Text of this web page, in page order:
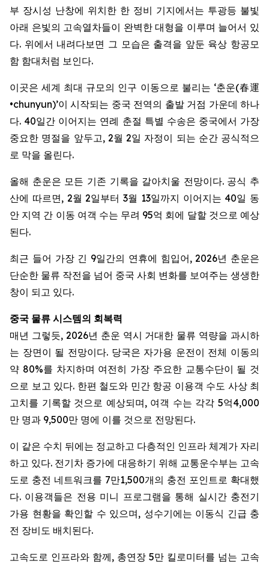
부 장시성 난창에 위치한 한 정비 기지에서는 투광등 불빛
아래 은빛의 고속열차들이 완벽한 대형을 이루며 늘어서 있
다. 위에서 내려다보면 그 모습은 출격을 앞둔 육상 항공모
함 함대처럼 보인다.
이곳은 세계 최대 규모의 인구 이동으로 불리는 ‘춘운(春運
•chunyun)’이 시작되는 중국 전역의 출발 거점 가운데 하나
다. 40일간 이어지는 연례 춘절 특별 수송은 중국에서 가장
중요한 명절을 앞두고, 2월 2일 자정이 되는 순간 공식적으
로 막을 올린다.
올해 춘운은 모든 기존 기록을 갈아치울 전망이다. 공식 추
산에 따르면, 2월 2일부터 3월 13일까지 이어지는 40일 동
안 지역 간 이동 여객 수는 무려 95억 회에 달할 것으로 예상
된다.
최근 들어 가장 긴 9일간의 연휴에 힘입어, 2026년 춘운은
단순한 물류 작전을 넘어 중국 사회 변화를 보여주는 생생한
창이 되고 있다.
중국 물류 시스템의 회복력
매년 그렇듯, 2026년 춘운 역시 거대한 물류 역량을 과시하
는 장면이 될 전망이다. 당국은 자가용 운전이 전체 이동의
약 80%를 차지하며 여전히 가장 주요한 교통수단이 될 것
으로 보고 있다. 한편 철도와 민간 항공 이용객 수도 사상 최
고치를 기록할 것으로 예상되며, 여객 수는 각각 5억4,000
만 명과 9,500만 명에 이를 것으로 전망된다.
이 같은 수치 뒤에는 정교하고 다층적인 인프라 체계가 자리
하고 있다. 전기차 증가에 대응하기 위해 교통운수부는 고속
도로 충전 네트워크를 7만1,500개의 충전 포인트로 확대했
다. 이용객들은 전용 미니 프로그램을 통해 실시간 충전기
가용 현황을 확인할 수 있으며, 성수기에는 이동식 긴급 충
전 장비도 배치된다.
고속도로 인프라와 함께, 총연장 5만 킬로미터를 넘는 고속